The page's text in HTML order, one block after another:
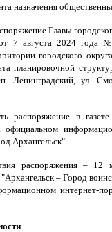
назначения
Главы
7 августа 2024 года
городского
планировочной
Ленинградский, ул.
распоряжение в
Архангельск".
распоряжения – 12
"Архангельск – Город
интернет-